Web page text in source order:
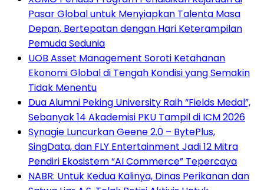
Pasar Global untuk Menyiapkan Talenta Masa
Depan, Bertepatan dengan Hari Keterampilan
Pemuda Sedunia
UOB Asset Management Soroti Ketahanan
Ekonomi Global di Tengah Kondisi yang Semakin
Tidak Menentu
Dua Alumni Peking University Raih “Fields Medal”,
Sebanyak 14 Akademisi PKU Tampil di ICM 2026
Synagie Luncurkan Geene 2.0 – BytePlus,
SingData, dan FLY Entertainment Jadi 12 Mitra
Pendiri Ekosistem “AI Commerce” Tepercaya
NABR: Untuk Kedua Kalinya, Dinas Perikanan dan